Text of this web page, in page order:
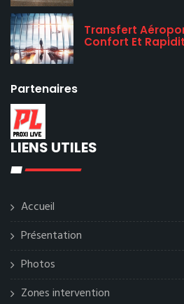
Transfert
Confort Et
Partenaires
LIENS UTILES
Accueil
Présentation
Photos
Zones intervention